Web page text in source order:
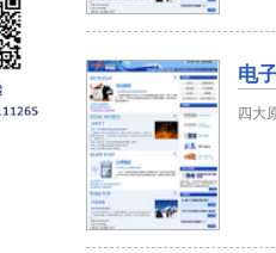
电
四大